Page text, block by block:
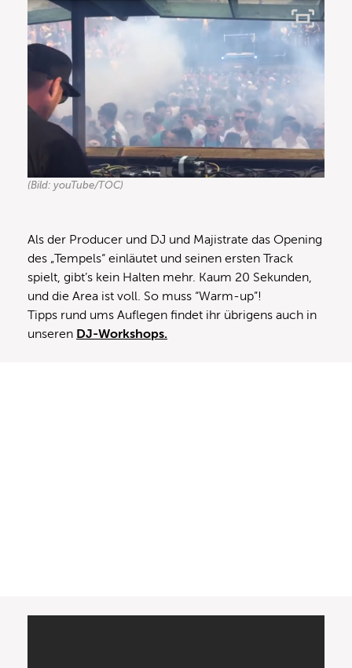
(Bild: youTube/TOC)
Als der Producer und DJ und Majistrate das Opening
des „Tempels“ einläutet und seinen ersten Track
spielt, gibt’s kein Halten mehr. Kaum 20 Sekunden,
und die Area ist voll. So muss “Warm-up”!
Tipps rund ums Auflegen findet ihr übrigens auch in
unseren DJ-Workshops.